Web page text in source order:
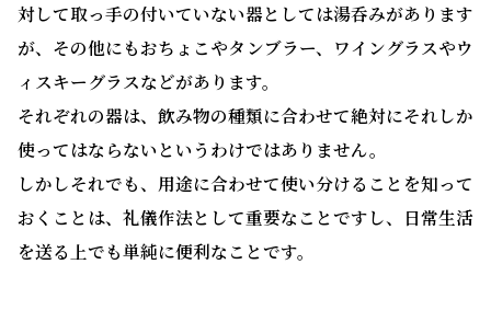
対して取っ手の付いていない器としては湯呑みがあります
が、その他にもおちょこやタンブラー、ワイングラスやウ
ィスキーグラスなどがあります。
それぞれの器は、飲み物の種類に合わせて絶対にそれしか
使ってはならないというわけではありません。
しかしそれでも、用途に合わせて使い分けることを知って
おくことは、礼儀作法として重要なことですし、日常生活
を送る上でも単純に便利なことです。